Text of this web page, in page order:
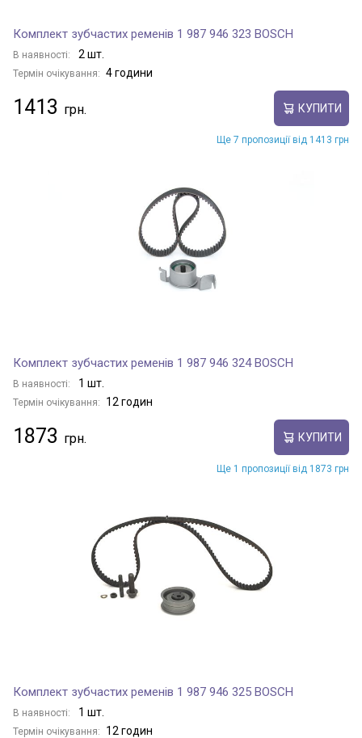
Комплект зубчастих ременів 1 987 946 323 BOSCH
В наявності: 2 шт.
Термін очікування: 4 години
1413 КУПИТИ
Ще 7 пропозиції від 1413 грн
Комплект зубчастих ременів 1 987 946 324 BOSCH
В наявності: 1 шт.
Термін очікування: 12 годин
1873 КУПИТИ
Ще 1 пропозиції від 1873 грн
Комплект зубчастих ременів 1 987 946 325 BOSCH
В наявності: 1 шт.
Термін очікування: 12 годин